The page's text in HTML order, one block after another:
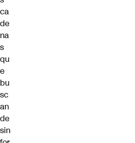
ca
de
na
s
qu
e
bu
sc
an
de
sin